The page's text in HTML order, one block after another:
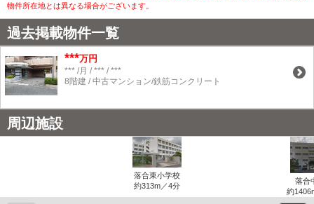
物件所在地とは異なる場合がございます。
過去掲載物件一覧
***万円
*** /月 / *** / ***
8階建 / 中古マンション/鉄筋コンクリート
周辺施設
落合東小学校
約313m／4分
落合
約